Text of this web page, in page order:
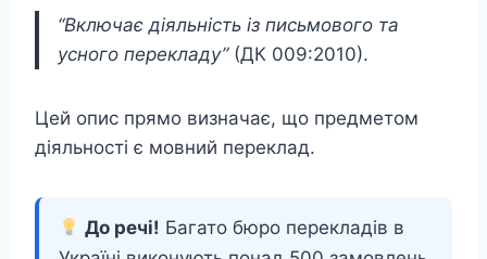
“Включає діяльність із письмового та
усного перекладу”(ДК 009:2010).
Цей опис прямо визначає, що предметом
діяльності є мовний переклад.
До речі! Багато бюро перекладів в